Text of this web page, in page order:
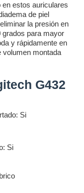
en estos auriculares
de piel
la presión en
grados para mayor
y rápidamente en
volumen montada
G432
Si
Si